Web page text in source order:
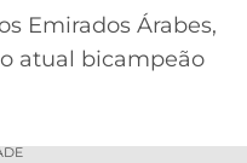
Emirados Árabes,
atual bicampeão